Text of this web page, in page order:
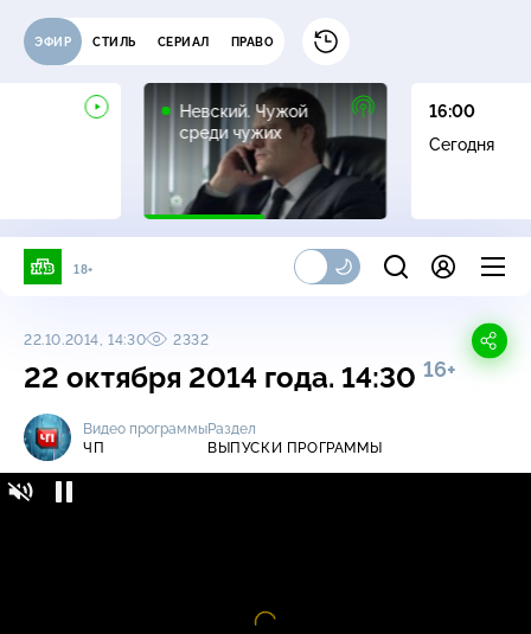
ЭФИР СТИЛЬ СЕРИАЛ ПРАВО
Невский. Чужой
среди чужих
16+
16:00
Сегодня
18+
22.10.2014, 14:30 2332
22 октября 2014 года. 14:30 16+
Видео программы
ЧП
Раздел
ВЫПУСКИ ПРОГРАММЫ